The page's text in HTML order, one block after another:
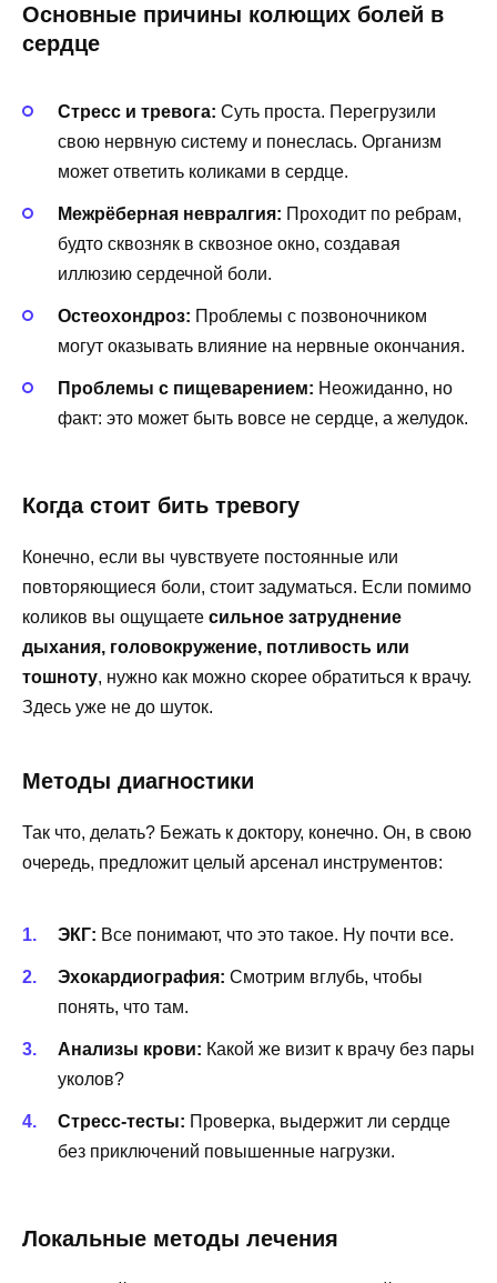
Основные причины колющих болей в
сердце
Стресс и тревога: Суть проста. Перегрузили
свою нервную систему и понеслась. Организм
может ответить коликами в сердце.
Межрёберная невралгия: Проходит по ребрам,
будто сквозняк в сквозное окно, создавая
иллюзию сердечной боли.
Остеохондроз: Проблемы с позвоночником
могут оказывать влияние на нервные окончания.
Проблемы с пищеварением: Неожиданно, но
факт: это может быть вовсе не сердце, а желудок.
Когда стоит бить тревогу
Конечно, если вы чувствуете постоянные или
повторяющиеся боли, стоит задуматься. Если помимо
коликов вы ощущаете сильное затруднение
дыхания, головокружение, потливость или
тошноту, нужно как можно скорее обратиться к врачу.
Здесь уже не до шуток.
Методы диагностики
Так что, делать? Бежать к доктору, конечно. Он, в свою
очередь, предложит целый арсенал инструментов:
ЭКГ: Все понимают, что это такое. Ну почти все.
Эхокардиография: Смотрим вглубь, чтобы
понять, что там.
Анализы крови: Какой же визит к врачу без пары
уколов?
Стресс-тесты: Проверка, выдержит ли сердце
без приключений повышенные нагрузки.
Локальные методы лечения